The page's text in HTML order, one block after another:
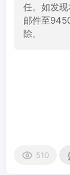
任。如发
邮件至
除。
510